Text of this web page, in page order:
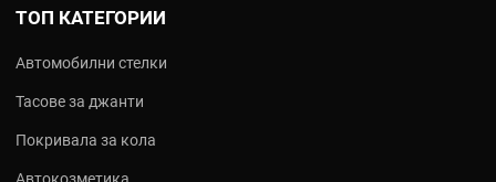
ТОП КАТЕГОРИИ
Автомобилни стелки
Тасове за джанти
Покривала за кола